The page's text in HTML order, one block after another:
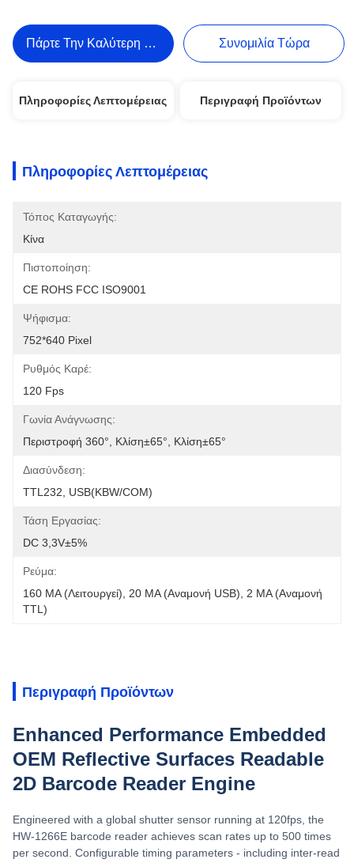
Πάρτε Την Καλύτερη Τιμή Συνομιλία Τώρα
Πληροφορίες Λεπτομέρειας Περιγραφή Προϊόντων
Πληροφορίες Λεπτομέρειας
Τόπος Καταγωγής:
Κίνα
Πιστοποίηση:
CE ROHS FCC ISO9001
Ψήφισμα:
752*640 Pixel
Ρυθμός Καρέ:
120 Fps
Γωνία Ανάγνωσης:
Περιστροφή 360°, Κλίση±65°, Κλίση±65°
Διασύνδεση:
TTL232, USB(KBW/COM)
Τάση Εργασίας:
DC 3,3V±5%
Ρεύμα:
160 MA (λειτουργεί), 20 MA (αναμονή USB), 2 MA (αναμονή
TTL)
Περιγραφή Προϊόντων
Enhanced Performance Embedded
OEM Reflective Surfaces Readable
2D Barcode Reader Engine
Engineered with a global shutter sensor running at 120fps, the
HW-1266E barcode reader achieves scan rates up to 500 times
per second. Configurable timing parameters - including inter-read